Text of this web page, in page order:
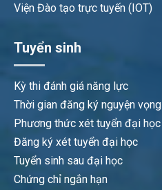
Viện Đào tạo trực tuyến (IOT)
Tuyển sinh
Kỳ thi đánh giá năng lực
Thời gian đăng ký nguyện vọng
Phương thức xét tuyển đại học
Đăng ký xét tuyển đại học
Tuyển sinh sau đại học
Chứng chỉ ngắn hạn